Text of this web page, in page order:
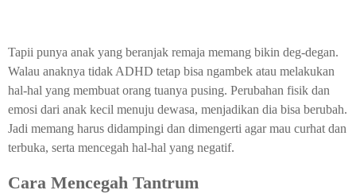
Tapii punya anak yang beranjak remaja memang bikin deg-degan.
Walau anaknya tidak ADHD tetap bisa ngambek atau melakukan
hal-hal yang membuat orang tuanya pusing. Perubahan fisik dan
emosi dari anak kecil menuju dewasa, menjadikan dia bisa berubah.
Jadi memang harus didampingi dan dimengerti agar mau curhat dan
terbuka, serta mencegah hal-hal yang negatif.
Cara Mencegah Tantrum